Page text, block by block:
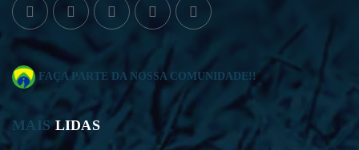
FAÇA PARTE DA NOSSA COMUNIDADE!!
MAISLIDAS